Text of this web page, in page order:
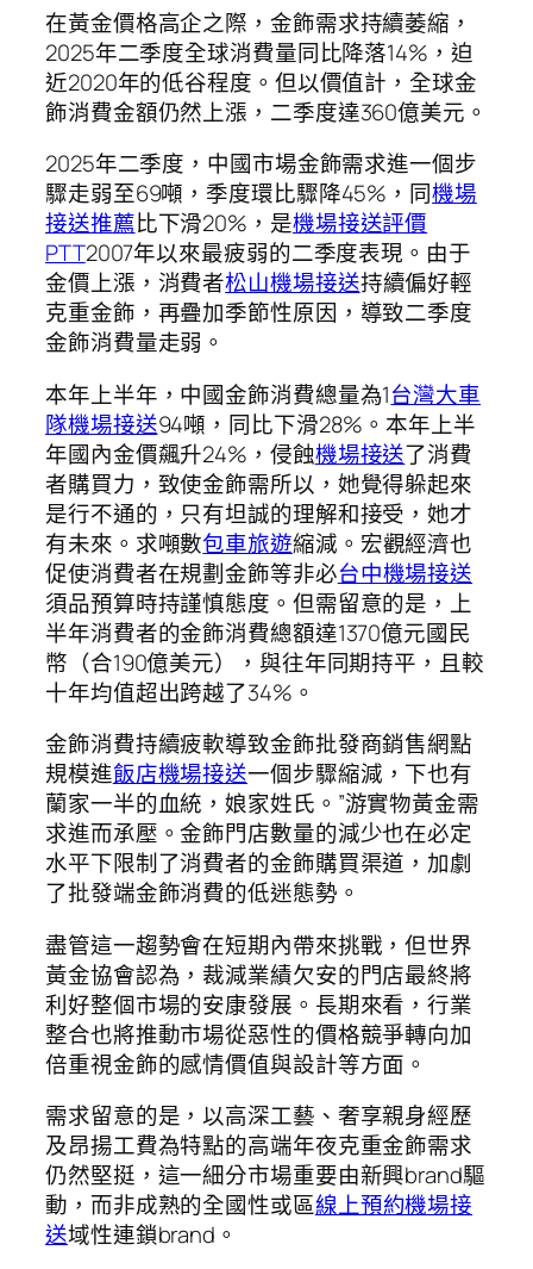
在黃金價格高企之際，金飾需求持續萎縮，
2025年二季度全球消費量同比降落14%，迫
近2020年的低谷程度。但以價值計，全球金
飾消費金額仍然上漲，二季度達360億美元。
2025年二季度，中國市場金飾需求進一個步
驟走弱至69噸，季度環比驟降45%，同機場
接送推薦比下滑20%，是機場接送評價
PTT2007年以來最疲弱的二季度表現。由于
金價上漲，消費者松山機場接送持續偏好輕
克重金飾，再疊加季節性原因，導致二季度
金飾消費量走弱。
本年上半年，中國金飾消費總量為1台灣大車
隊機場接送94噸，同比下滑28%。本年上半
年國內金價飆升24%，侵蝕機場接送了消費
者購買力，致使金飾需所以，她覺得躲起來
是行不通的，只有坦誠的理解和接受，她才
有未來。求噸數包車旅遊縮減。宏觀經濟也
促使消費者在規劃金飾等非必台中機場接送
須品預算時持謹慎態度。但需留意的是，上
半年消費者的金飾消費總額達1370億元國民
幣（合190億美元），與往年同期持平，且較
十年均值超出跨越了34%。
金飾消費持續疲軟導致金飾批發商銷售網點
規模進飯店機場接送一個步驟縮減，下也有
蘭家一半的血統，娘家姓氏。”游實物黃金需
求進而承壓。金飾門店數量的減少也在必定
水平下限制了消費者的金飾購買渠道，加劇
了批發端金飾消費的低迷態勢。
盡管這一趨勢會在短期內帶來挑戰，但世界
黃金協會認為，裁減業績欠安的門店最終將
利好整個市場的安康發展。長期來看，行業
整合也將推動市場從惡性的價格競爭轉向加
倍重視金飾的感情價值與設計等方面。
需求留意的是，以高深工藝、奢享親身經歷
及昂揚工費為特點的高端年夜克重金飾需求
仍然堅挺，這一細分市場重要由新興brand驅
動，而非成熟的全國性或區線上預約機場接
送域性連鎖brand。